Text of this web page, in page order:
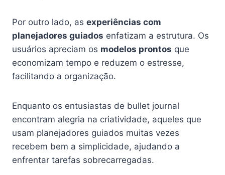
Por outro lado, as experiências com
planejadores guiados enfatizam a estrutura. Os
usuários apreciam os modelos prontos que
economizam tempo e reduzem o estresse,
facilitando a organização.
Enquanto os entusiastas de bullet journal
encontram alegria na criatividade, aqueles que
usam planejadores guiados muitas vezes
recebem bem a simplicidade, ajudando a
enfrentar tarefas sobrecarregadas.